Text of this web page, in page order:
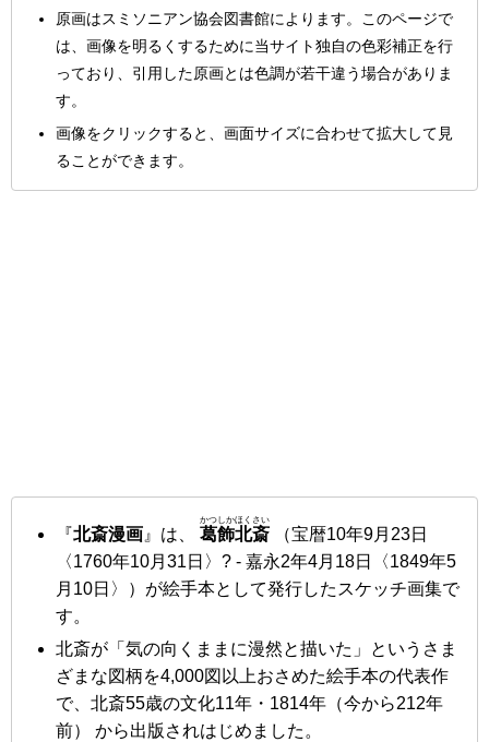
原画はスミソニアン協会図書館によります。このページで
は、画像を明るくするために当サイト独自の色彩補正を行
っており、引用した原画とは色調が若干違う場合がありま
す。
画像をクリックすると、画面サイズに合わせて拡大して見
ることができます。
『北斎漫画』は、 葛飾北斎
かつしかほくさい
（宝暦10年9月23日
〈1760年10月31日〉? - 嘉永2年4月18日〈1849年5
月10日〉）が絵手本として発行したスケッチ画集で
す。
北斎が「気の向くままに漫然と描いた」というさま
ざまな図柄を4,000図以上おさめた絵手本の代表作
で、北斎55歳の文化11年・1814年 （今から212年
前） から出版されはじめました。